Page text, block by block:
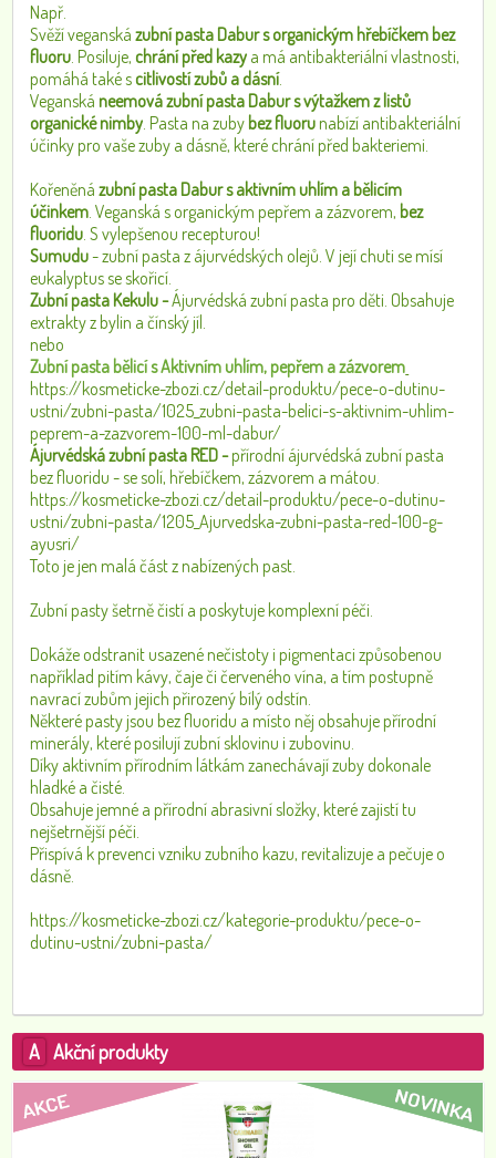
Např.
Svěží veganskázubní pasta Dabur s organickým hřebíčkem bez
fluoru. Posiluje,chrání před kazy a má antibakteriální vlastnosti,
pomáhá také scitlivostí zubů a dásní.
Veganskáneemová zubní pasta Dabur s výtažkem z listů
organické nimby. Pasta na zuby bez fluorunabízí antibakteriální
účinky pro vaše zuby a dásně, které chrání před bakteriemi.
Kořeněnázubní pasta Dabur s aktivním uhlím a bělicím
účinkem. Veganská s organickým pepřem a zázvorem, bez
fluoridu. S vylepšenou recepturou!
Sumudu-zubní pasta z ájurvédských olejů. V její chuti se mísí
eukalyptus se skořicí.
Zubní pasta Kekulu -Ájurvédská zubní pasta pro děti. Obsahuje
extrakty z bylin a čínský jíl.
nebo
Zubní pasta bělicí s Aktivním uhlím, pepřem a zázvorem
https://kosmeticke-zbozi.cz/detail-produktu/pece-o-dutinu-
ustni/zubni-pasta/1025_zubni-pasta-belici-s-aktivnim-uhlim-
peprem-a-zazvorem-100-ml-dabur/
Ájurvédská zubní pasta RED -přírodní ájurvédská zubní pasta
bez fluoridu - se solí, hřebíčkem, zázvorem a mátou.
https://kosmeticke-zbozi.cz/detail-produktu/pece-o-dutinu-
ustni/zubni-pasta/1205_Ajurvedska-zubni-pasta-red-100-g-
ayusri/
Toto je jen malá část z nabízených past.
Zubní pasty šetrně čistí a poskytuje komplexní péči.
Dokáže odstranit usazené nečistoty i pigmentaci způsobenou
například pitím kávy, čaje či červeného vína, a tím postupně
navrací zubům jejich přirozený bílý odstín.
Některé pasty jsou bez fluoridu a místo něj obsahuje přírodní
minerály, které posilují zubní sklovinu i zubovinu.
Díky aktivním přírodním látkám zanechávají zuby dokonale
hladké a čisté.
Obsahuje jemné a přírodní abrasivní složky, které zajistí tu
nejšetrnější péči.
Přispívá k prevenci vzniku zubního kazu, revitalizuje a pečuje o
dásně.
https://kosmeticke-zbozi.cz/kategorie-produktu/pece-o-
dutinu-ustni/zubni-pasta/
A Akční produkty